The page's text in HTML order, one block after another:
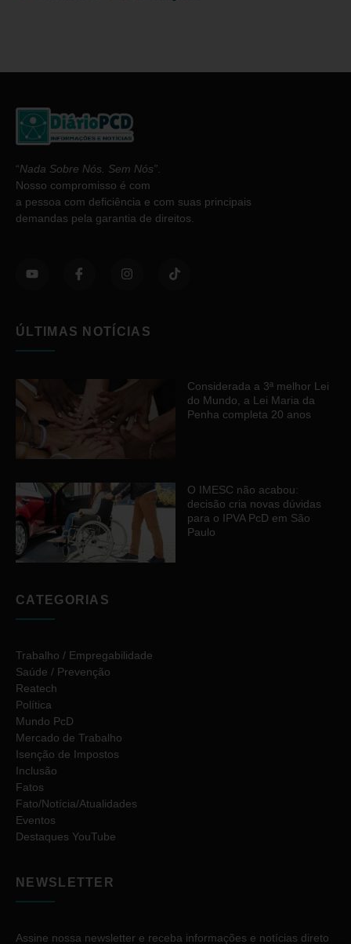
“Nada Sobre Nós. Sem Nós”
Nosso compromisso é com
a pessoa com deficiência e com suas principais
demandas pela garantia de direitos.
ÚLTIMAS NOTÍCIAS
Considerada a 3ª melhor Lei
do Mundo, a Lei Maria da
Penha completa 20 anos
O IMESC não acabou:
decisão cria novas dúvidas
para o IPVA PcD em São
Paulo
CATEGORIAS
Trabalho / Empregabilidade
Saúde / Prevenção
Reatech
Política
Mundo PcD
Mercado de Trabalho
Isenção de Impostos
Inclusão
Fatos
Fato/Notícia/Atualidades
Eventos
Destaques YouTube
NEWSLETTER
Assine nossa newsletter e receba informações e notícias direto